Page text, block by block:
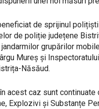
de sprijinul
de poliție județene
jandarmilor grupărilor
Mureș și
Năsăud.
acest caz sunt
Explozivi și Substanțe